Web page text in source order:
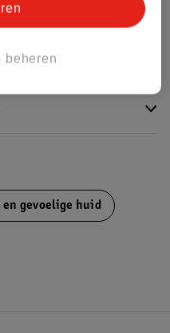
(nog) geen Nature
en gevoelige huid
beheren